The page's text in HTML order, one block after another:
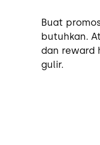
Buat
butuhkan.
dan reward
gulir.